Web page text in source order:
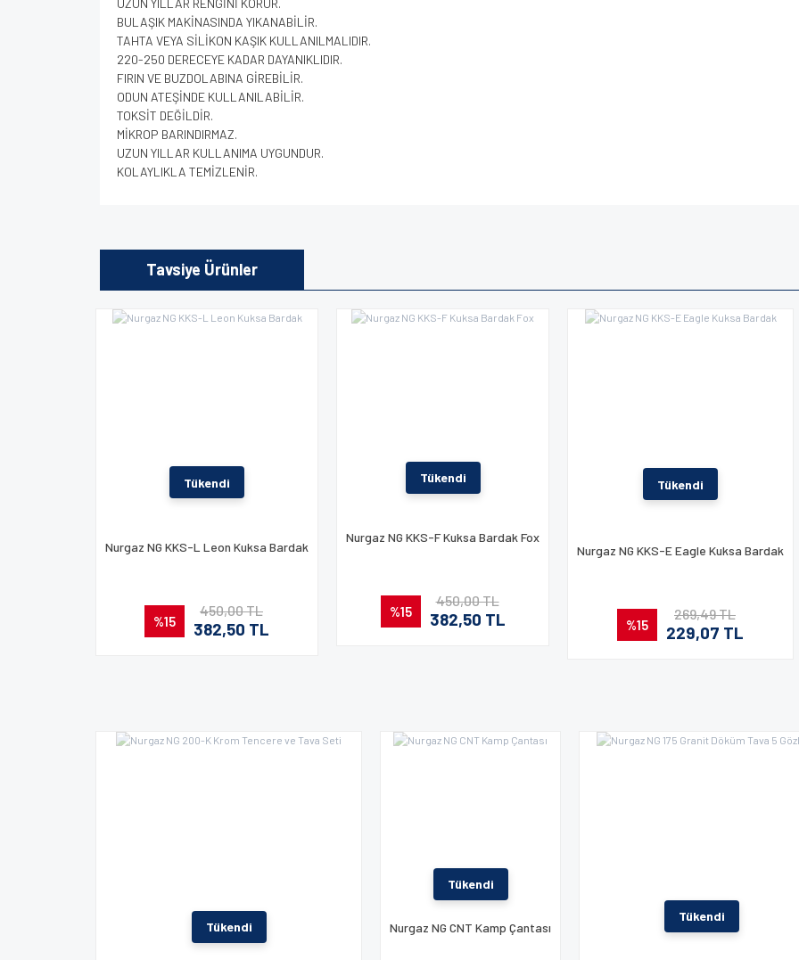
UZUN YILLAR RENGİNİ KORUR.
BULAŞIK MAKİNASINDA YIKANABİLİR.
TAHTA VEYA SİLİKON KAŞIK KULLANILMALIDIR.
220-250 DERECEYE KADAR DAYANIKLIDIR.
FIRIN VE BUZDOLABINA GİREBİLİR.
ODUN ATEŞİNDE KULLANILABİLİR.
TOKSİT DEĞİLDİR.
MİKROP BARINDIRMAZ.
UZUN YILLAR KULLANIMA UYGUNDUR.
KOLAYLIKLA TEMİZLENİR.
Görüş ve önerileriniz için teşekkür ederiz.
Ürün açıklamasında eksik bilgiler bulunuyor.
Tavsiye Ürünler
Tükendi
Nurgaz NG KKS-L Leon Kuksa Bardak
%15
450,00 TL
382,50 TL
Tükendi
Nurgaz NG KKS-F Kuksa Bardak Fox
%15
450,00 TL
382,50 TL
Tükendi
Nurgaz NG KKS-E Eagle Kuksa Bardak
%15
269,49 TL
229,07 TL
Tükendi
Tükendi
Nurgaz NG CNT Kamp Çantası
Tükendi